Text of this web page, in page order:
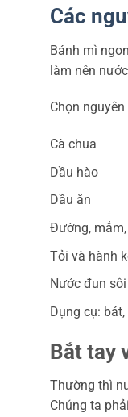
Các
Bánh mì
làm nên
Chọn
Cà chua
Dầu hào
Dầu ăn
Đường,
Tỏi và hành
Nước đun
Dụng cụ:
Bắt tay
Thường thì
Chúng ta